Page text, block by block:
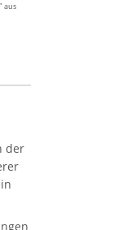
aus
der